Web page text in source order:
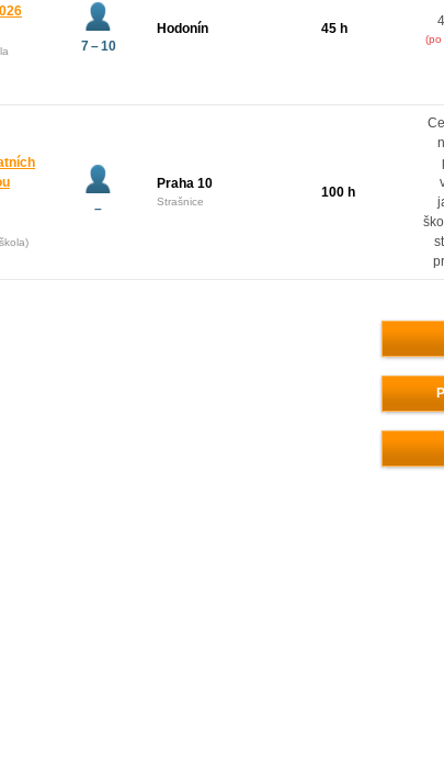
7 – 10
Hodonín 45 h
(po
–
Praha 10
Strašnice
100 h